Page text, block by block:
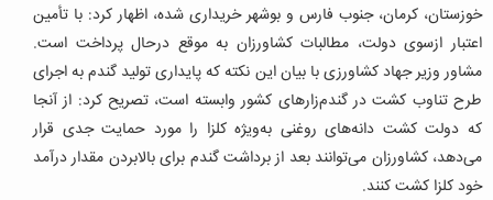
خوزستان، کرمان، جنوب فارس و بوشهر خریداری شده، اظهار كرد: با تأمین
اعتبار ازسوی دولت، مطالبات کشاورزان به موقع درحال پرداخت است.
مشاور وزیر جهاد کشاورزی با بیان این نکته که پایداری تولید گندم به اجرای
طرح تناوب کشت در گندم‌زارهای کشور وابسته است، تصریح کرد: از آنجا
که دولت کشت دانه‌های روغنی به‌ویژه کلزا را مورد حمایت جدی قرار
می‌دهد، کشاورزان می‌توانند بعد از برداشت گندم برای بالابردن مقدار درآمد
خود کلزا کشت کنند.